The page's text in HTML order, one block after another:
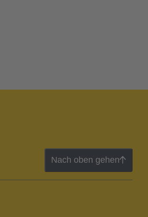
Nach oben gehen